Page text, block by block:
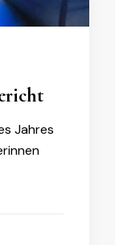
Jahres